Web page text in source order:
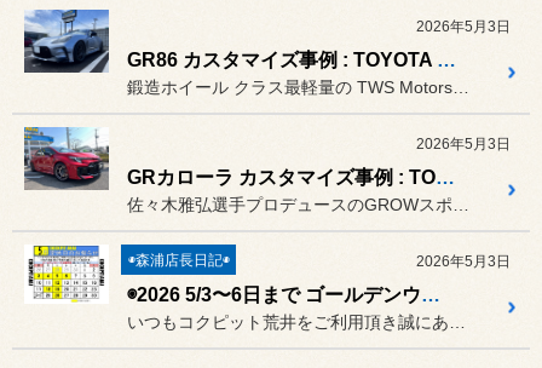
2026年5月3日
GR86 カスタマイズ事例 : TOYOTA GR86 ZN8 × TWS Motorsport T-66F 17inch
2026年5月3日
GRカローラ カスタマイズ事例 : TOYOTA GR-COROLLA GZEA14H × ADVAN Racing RG-4 & GROW Design MASA SPECスポーツ スプリング
◉森浦店長日記◉ 2026年5月3日
◉2026 5/3〜6日まで ゴールデンウィーク休業のお知らせ◉